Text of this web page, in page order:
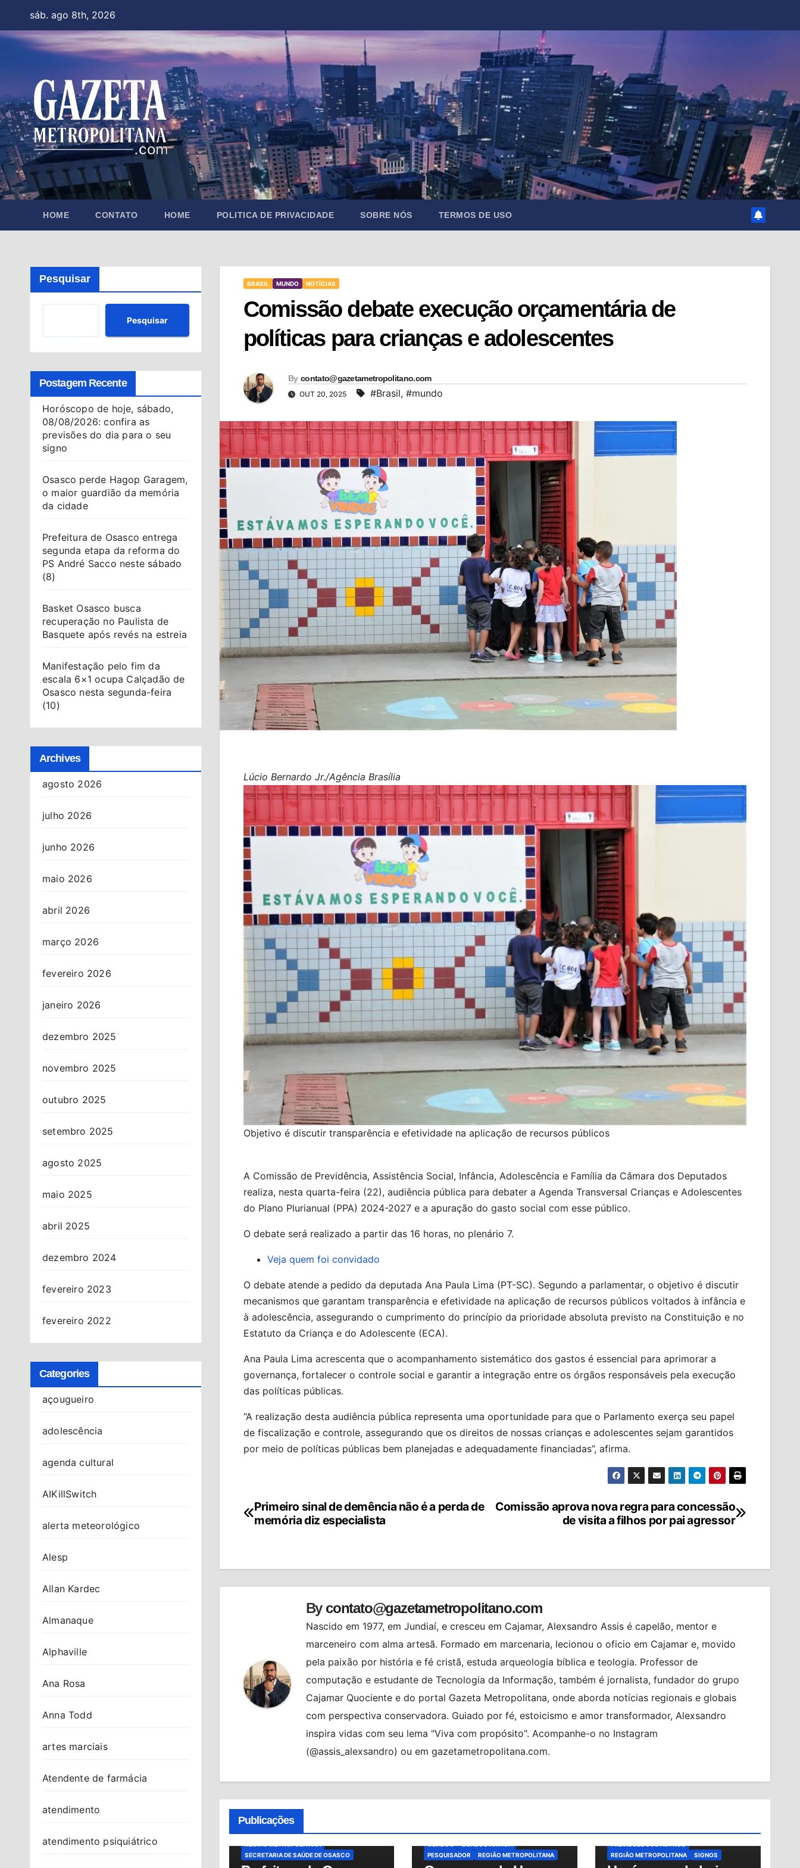
content
sáb. ago 8th, 2026
HOME CONTATO HOME POLITICA DE PRIVACIDADE SOBRE NÓS TERMOS DE USO
Pesquisar
Pesquisar
Postagem Recente
Horóscopo de hoje, sábado,
08/08/2026: confira as
previsões do dia para o seu
signo
Osasco perde Hagop Garagem,
o maior guardião da memória
da cidade
Prefeitura de Osasco entrega
segunda etapa da reforma do
PS André Sacco neste sábado
(8)
Basket Osasco busca
recuperação no Paulista de
Basquete após revés na estreia
Manifestação pelo fim da
escala 6×1 ocupa Calçadão de
Osasco nesta segunda-feira
(10)
Archives
agosto 2026
julho 2026
junho 2026
maio 2026
abril 2026
março 2026
fevereiro 2026
janeiro 2026
dezembro 2025
novembro 2025
outubro 2025
setembro 2025
agosto 2025
maio 2025
abril 2025
dezembro 2024
fevereiro 2023
fevereiro 2022
Categories
açougueiro
adolescência
agenda cultural
AIKillSwitch
alerta meteorológico
Alesp
Allan Kardec
Almanaque
Alphaville
Ana Rosa
Anna Todd
artes marciais
Atendente de farmácia
atendimento
atendimento psiquiátrico
BRASIL MUNDO NOTÍCIAS
Comissão debate execução orçamentária de
políticas para crianças e adolescentes
By contato@gazetametropolitano.com
OUT 20, 2025 #Brasil, #mundo
Lúcio Bernardo Jr./Agência Brasília
Objetivo é discutir transparência e efetividade na aplicação de recursos públicos
A Comissão de Previdência, Assistência Social, Infância, Adolescência e Família da Câmara dos Deputados
realiza, nesta quarta-feira (22), audiência pública para debater a Agenda Transversal Crianças e Adolescentes
do Plano Plurianual (PPA) 2024-2027 e a apuração do gasto social com esse público.
O debate será realizado a partir das 16 horas, no plenário 7.
Veja quem foi convidado
O debate atende a pedido da deputada Ana Paula Lima (PT-SC). Segundo a parlamentar, o objetivo é discutir
mecanismos que garantam transparência e efetividade na aplicação de recursos públicos voltados à infância e
à adolescência, assegurando o cumprimento do princípio da prioridade absoluta previsto na Constituição e no
Estatuto da Criança e do Adolescente (ECA).
Ana Paula Lima acrescenta que o acompanhamento sistemático dos gastos é essencial para aprimorar a
governança, fortalecer o controle social e garantir a integração entre os órgãos responsáveis pela execução
das políticas públicas.
“A realização desta audiência pública representa uma oportunidade para que o Parlamento exerça seu papel
de fiscalização e controle, assegurando que os direitos de nossas crianças e adolescentes sejam garantidos
por meio de políticas públicas bem planejadas e adequadamente financiadas”, afirma.
Navegação
Comissão aprova nova regra para concessão
de visita a filhos por pai agressor
Primeiro sinal de demência não é a perda de
memória diz especialista
By contato@gazetametropolitano.com
Nascido em 1977, em Jundiaí, e cresceu em Cajamar, Alexsandro Assis é capelão, mentor e
marceneiro com alma artesã. Formado em marcenaria, lecionou o oficio em Cajamar e, movido
pela paixão por história e fé cristã, estuda arqueologia bíblica e teologia. Professor de
computação e estudante de Tecnologia da Informação, também é jornalista, fundador do grupo
Cajamar Quociente e do portal Gazeta Metropolitana, onde aborda notícias regionais e globais
com perspectiva conservadora. Guiado por fé, estoicismo e amor transformador, Alexsandro
inspira vidas com seu lema "Viva com propósito". Acompanhe-o no Instagram
(@assis_alexsandro) ou em gazetametropolitana.com.
Publicações
MODERNIZAÇÃO HOSPITALAR
MUNDO
PRONTO-SOCORRO PESTANA
PS ANDRÉ SACCO
REFORMA DA SAÚDE
SECRETARIA DE SAÚDE DE OSASCO
GERSON PESSOA
HAGOP GARAGEM
MEMÓRIA DE OSASCO
MUNDO
NOTÍCIAS
PESQUISADOR
REGIÃO METROPOLITANA
ALMANAQUE BRASIL
HORÓSCOPO
OSASCO
PREVISÕES
REGIÃO METROPOLITANA
SIGNOS